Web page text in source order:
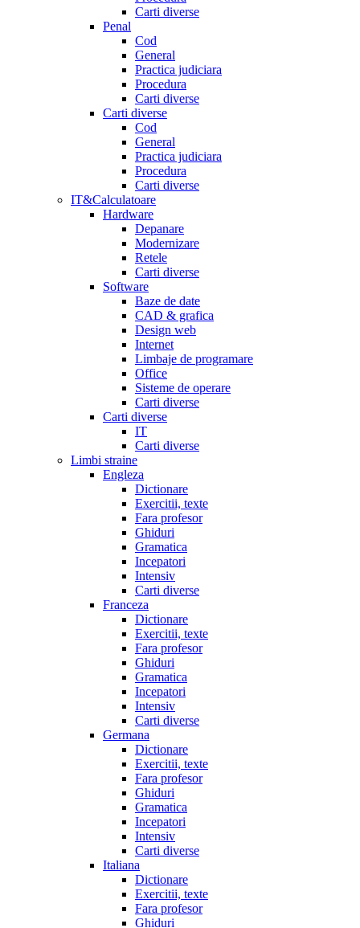
Carti diverse
Penal
Cod
General
Practica judiciara
Procedura
Carti diverse
Carti diverse
Cod
General
Practica judiciara
Procedura
Carti diverse
IT&Calculatoare
Hardware
Depanare
Modernizare
Retele
Carti diverse
Software
Baze de date
CAD & grafica
Design web
Internet
Limbaje de programare
Office
Sisteme de operare
Carti diverse
Carti diverse
IT
Carti diverse
Limbi straine
Engleza
Dictionare
Exercitii, texte
Fara profesor
Ghiduri
Gramatica
Incepatori
Intensiv
Carti diverse
Franceza
Dictionare
Exercitii, texte
Fara profesor
Ghiduri
Gramatica
Incepatori
Intensiv
Carti diverse
Germana
Dictionare
Exercitii, texte
Fara profesor
Ghiduri
Gramatica
Incepatori
Intensiv
Carti diverse
Italiana
Dictionare
Exercitii, texte
Fara profesor
Ghiduri